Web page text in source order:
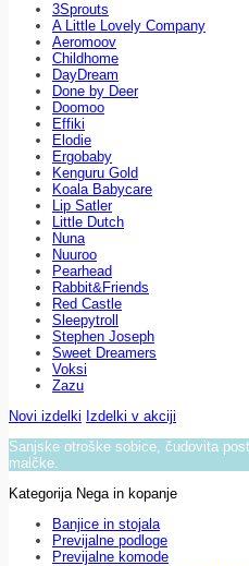
3Sprouts
A Little Lovely Company
Aeromoov
Childhome
DayDream
Done by Deer
Doomoo
Effiki
Elodie
Ergobaby
Kenguru Gold
Koala Babycare
Lip Satler
Little Dutch
Nuna
Nuuroo
Pearhead
Rabbit&Friends
Red Castle
Sleepytroll
Stephen Joseph
Sweet Dreamers
Voksi
Zazu
Novi izdelki Izdelki v akciji
Sanjske otroške sobice, čudovita
malčke.
Kategorija Nega in kopanje
Banjice in stojala
Previjalne podloge
Previjalne komode